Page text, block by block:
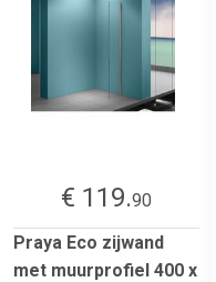
€ 119.90
Praya Eco zijwand
met muurprofiel 400 x